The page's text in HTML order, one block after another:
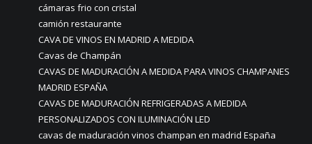
cámaras frio con cristal
camión restaurante
CAVA DE VINOS EN MADRID A MEDIDA
Cavas de Champán
CAVAS DE MADURACIÓN A MEDIDA PARA VINOS CHAMPANES
MADRID ESPAÑA
CAVAS DE MADURACIÓN REFRIGERADAS A MEDIDA
PERSONALIZADOS CON ILUMINACIÓN LED
cavas de maduración vinos champan en madrid España